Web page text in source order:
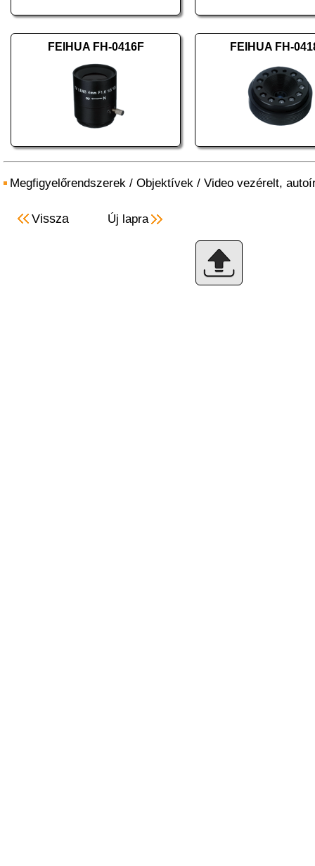
FEIHUA FH-0416F FEIHUA FH-
Megfigyelőrendszerek / Objektívek / Video vezérelt,
Vissza Új lapra